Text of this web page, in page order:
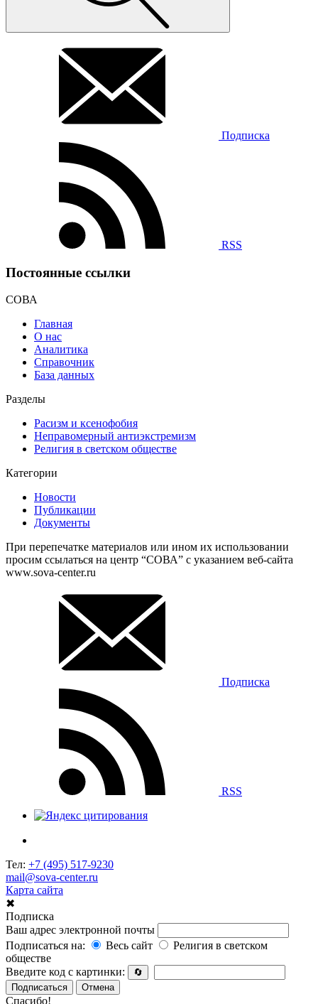
Подписка
RSS
Постоянные ссылки
СОВА
Главная
О нас
Аналитика
Справочник
База данных
Разделы
Расизм и ксенофобия
Неправомерный антиэкстремизм
Религия в светском обществе
Категории
Новости
Публикации
Документы
При перепечатке материалов или ином их использовании
просим ссылаться на центр “СОВА” с указанием веб-сайта
www.sova-center.ru
Подписка
RSS
Тел: +7 (495) 517-9230
mail@sova-center.ru
Карта сайта
✖
Подписка
Ваш адрес электронной почты
Подписаться на:
Весь сайт
Религия в светском
обществе
Введите код с картинки:
🔄
Подписаться
Отмена
Спасибо!